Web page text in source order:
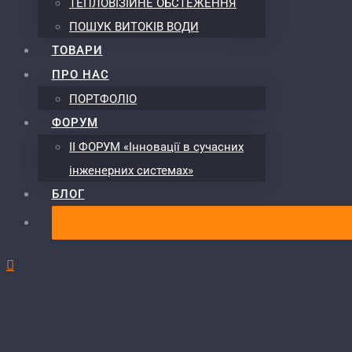
ТЕПЛОВІЗІЙНЕ ОБСТЕЖЕННЯ
ПОШУК ВИТОКІВ ВОДИ
ТОВАРИ
ПРО НАС
ПОРТФОЛІО
ФОРУМ
ІІ ФОРУМ «Інновації в сучасних
інженерних системах»
БЛОГ